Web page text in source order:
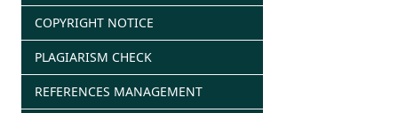
COPYRIGHT NOTICE
PLAGIARISM CHECK
REFERENCES MANAGEMENT